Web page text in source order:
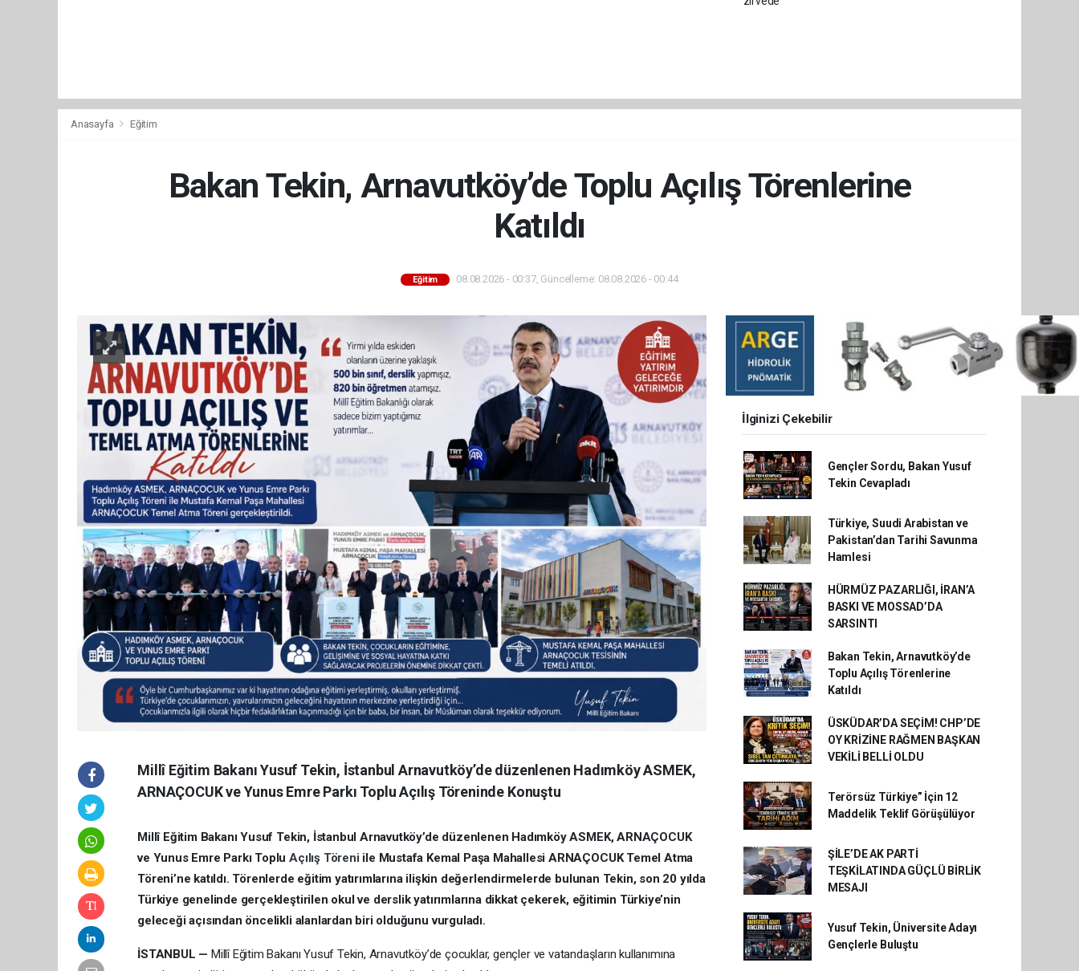
Anasayfa Eğitim
Bakan Tekin, Arnavutköy’de Toplu Açılış Törenlerine
Katıldı
Eğitim 08.08.2026 - 00:37, Güncelleme: 08.08.2026 - 00:44
Millî Eğitim Bakanı Yusuf Tekin, İstanbul Arnavutköy’de düzenlenen Hadımköy ASMEK,
ARNAÇOCUK ve Yunus Emre Parkı Toplu Açılış Töreninde Konuştu
Millî Eğitim Bakanı Yusuf Tekin, İstanbul Arnavutköy’de düzenlenen Hadımköy ASMEK, ARNAÇOCUK
ve Yunus Emre Parkı TopluAçılış Töreni ile Mustafa Kemal Paşa Mahallesi ARNAÇOCUK Temel Atma
Töreni’ne katıldı. Törenlerde eğitim yatırımlarına ilişkin değerlendirmelerde bulunan Tekin, son 20 yılda
Türkiye genelinde gerçekleştirilen okul ve derslik yatırımlarına dikkat çekerek, eğitimin Türkiye’nin
geleceği açısından öncelikli alanlardan biri olduğunu vurguladı.
İSTANBUL — Millî Eğitim Bakanı Yusuf Tekin, Arnavutköy’de çocuklar, gençler ve vatandaşların kullanımına
İlginizi Çekebilir
Gençler Sordu, Bakan Yusuf
Tekin Cevapladı
Türkiye, Suudi Arabistan ve
Pakistan’dan Tarihi Savunma
Hamlesi
HÜRMÜZ PAZARLIĞI, İRAN’A
BASKI VE MOSSAD’DA
SARSINTI
Bakan Tekin, Arnavutköy’de
Toplu Açılış Törenlerine
Katıldı
ÜSKÜDAR’DA SEÇİM! CHP’DE
OY KRİZİNE RAĞMEN BAŞKAN
VEKİLİ BELLİ OLDU
Terörsüz Türkiye” İçin 12
Maddelik Teklif Görüşülüyor
ŞİLE’DE AK PARTİ
TEŞKİLATINDA GÜÇLÜ BİRLİK
MESAJI
Yusuf Tekin, Üniversite Adayı
Gençlerle Buluştu